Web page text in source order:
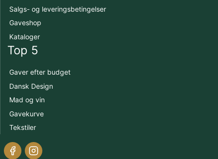
Salgs- og leveringsbetingelser
Gaveshop
Kataloger
Top 5
Gaver efter budget
Dansk Design
Mad og vin
Gavekurve
Tekstiler